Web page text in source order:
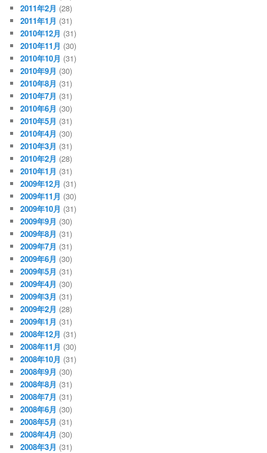
2011年2月 (28)
2011年1月 (31)
2010年12月 (31)
2010年11月 (30)
2010年10月 (31)
2010年9月 (30)
2010年8月 (31)
2010年7月 (31)
2010年6月 (30)
2010年5月 (31)
2010年4月 (30)
2010年3月 (31)
2010年2月 (28)
2010年1月 (31)
2009年12月 (31)
2009年11月 (30)
2009年10月 (31)
2009年9月 (30)
2009年8月 (31)
2009年7月 (31)
2009年6月 (30)
2009年5月 (31)
2009年4月 (30)
2009年3月 (31)
2009年2月 (28)
2009年1月 (31)
2008年12月 (31)
2008年11月 (30)
2008年10月 (31)
2008年9月 (30)
2008年8月 (31)
2008年7月 (31)
2008年6月 (30)
2008年5月 (31)
2008年4月 (30)
2008年3月 (31)